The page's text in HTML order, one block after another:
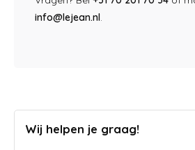
info@lejean.nl.
Wij helpen je graag!